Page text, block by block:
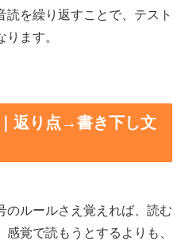
を繰り返すことで、テスト
ます。
返り点→書き下し文
のルールさえ覚えれば、読む
覚で読もうとするよりも、